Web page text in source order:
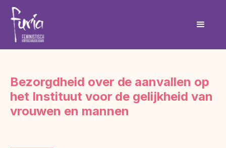
Bezorgdheid over de aanvallen op
het Instituut voor de gelijkheid van
vrouwen en mannen